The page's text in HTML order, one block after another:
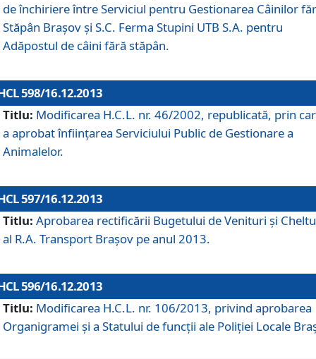
de închiriere între Serviciul pentru Gestionarea Câinilor
Stăpân Braşov şi S.C. Ferma Stupini UTB S.A. pentru
Adăpostul de câini fără stăpân.
598/16.12.2013
Titlu: Modificarea H.C.L. nr. 46/2002, republicată, prin
a aprobat înfiinţarea Serviciului Public de Gestionare a
Animalelor.
597/16.12.2013
Titlu: Aprobarea rectificării Bugetului de Venituri şi
al R.A. Transport Braşov pe anul 2013.
596/16.12.2013
Titlu: Modificarea H.C.L. nr. 106/2013, privind aprobarea
Organigramei şi a Statului de funcţii ale Poliţiei Locale